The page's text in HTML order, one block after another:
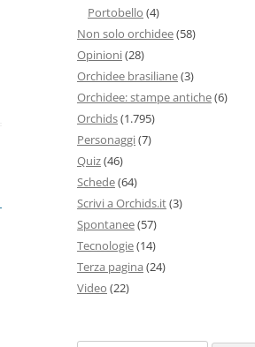
Portobello (4)
Non solo orchidee(58)
Opinioni(28)
Orchidee brasiliane(3)
Orchidee: stampe antiche(6)
Orchids(1.795)
Personaggi(7)
Quiz(46)
Schede(64)
Scrivi a Orchids.it(3)
Spontanee(57)
Tecnologie(14)
Terza pagina (24)
Video (22)